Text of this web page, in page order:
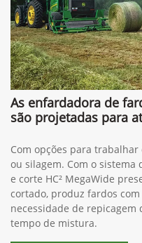
As enfardadora de
são projetadas para
Com opções para
ou silagem. Com o sistema
e corte HC² MegaWide
cortado, produz fardos
necessidade de
tempo de mistura.